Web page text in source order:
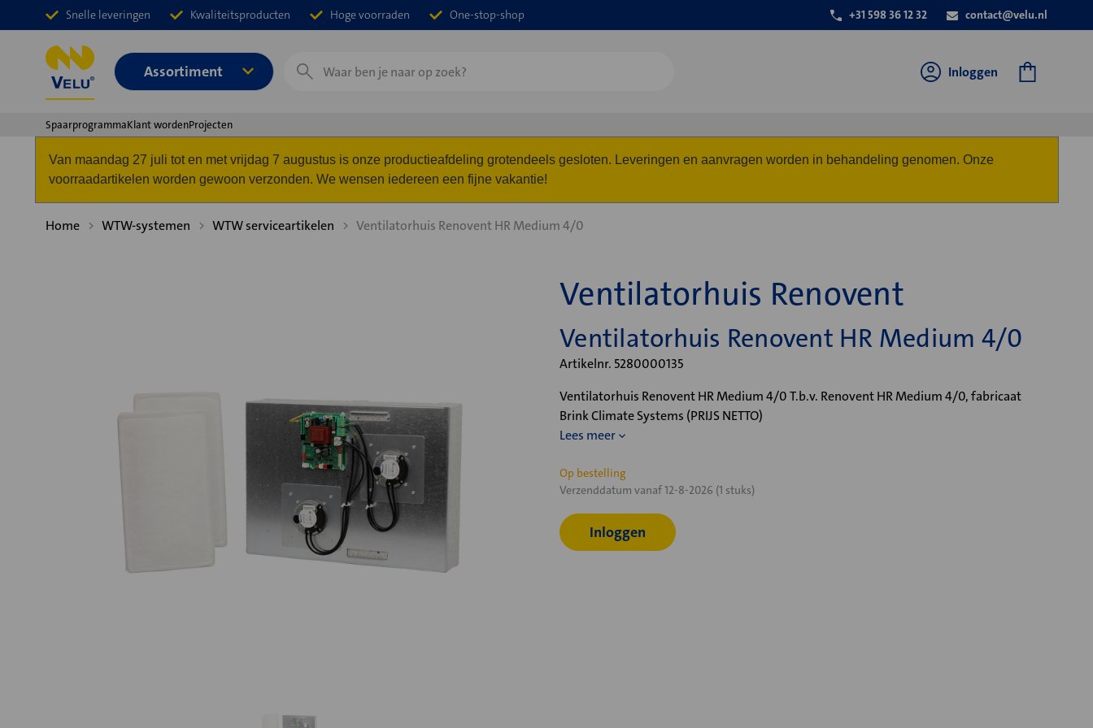
Snelle leveringen Kwaliteitsproducten Hoge voorraden One-stop-shop +31 598 36 12 32 contact@velu.nl
Assortiment
Zoeken
Inloggen
SpaarprogrammaKlant wordenProjecten
Van maandag 27 juli tot en met vrijdag 7 augustus is onze productieafdeling grotendeels gesloten. Leveringen en aanvragen worden in behandeling genomen. Onze
voorraadartikelen worden gewoon verzonden. We wensen iedereen een fijne vakantie!
Home WTW-systemen WTW serviceartikelen Ventilatorhuis Renovent HR Medium 4/0
Ventilatorhuis Renovent
Ventilatorhuis Renovent HR Medium 4/0
Artikelnr. 5280000135
Ventilatorhuis Renovent HR Medium 4/0 T.b.v. Renovent HR Medium 4/0, fabricaat
Brink Climate Systems (PRIJS NETTO)
Lees meer
Huidige
voorraad:
Op bestelling
Verzenddatum vanaf 12-8-2026 (1 stuks)
Inloggen